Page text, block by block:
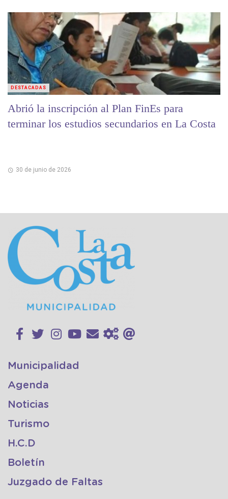
Abrió la inscripción al Plan FinEs para
terminar los estudios secundarios en La Costa
30 de junio de 2026
DESTACADAS
Municipalidad
Agenda
Noticias
Turismo
H.C.D
Boletín
Juzgado de Faltas